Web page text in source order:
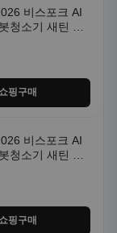
비스포크 AI
청소기 새틴 그
핑구매
비스포크 AI
청소기 새틴 차
핑구매